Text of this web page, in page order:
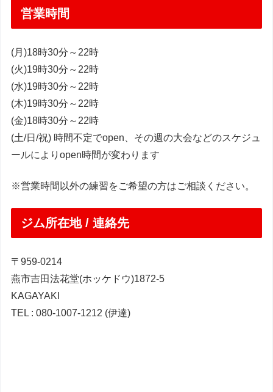
営業時間
(月)18時30分～22時
(火)19時30分～22時
(水)19時30分～22時
(木)19時30分～22時
(金)18時30分～22時
(土/日/祝) 時間不定でopen、その週の大会などのスケジュ
ールによりopen時間が変わります
※営業時間以外の練習をご希望の方はご相談ください。
ジム所在地 / 連絡先
〒959-0214
燕市吉田法花堂(ホッケドウ)1872-5
KAGAYAKI
TEL : 080-1007-1212 (伊達)